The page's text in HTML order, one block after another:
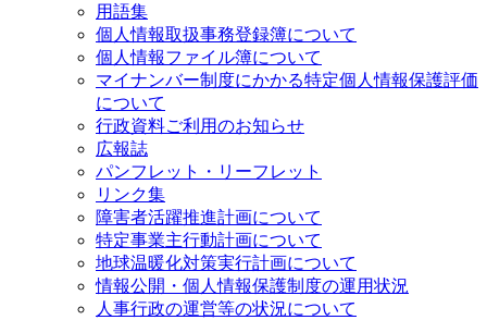
用語集
個人情報取扱事務登録簿について
個人情報ファイル簿について
マイナンバー制度にかかる特定個人情報保護評価
について
行政資料ご利用のお知らせ
広報誌
パンフレット・リーフレット
リンク集
障害者活躍推進計画について
特定事業主行動計画について
地球温暖化対策実行計画について
情報公開・個人情報保護制度の運用状況
人事行政の運営等の状況について